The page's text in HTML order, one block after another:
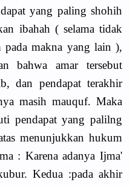
yang paling shohih
ibahah ( selama tidak
pada makna yang lain ),
bahwa amar tersebut
dan pendapat terakhir
masih mauquf. Maka
pendapat yang palilng
menunjukkan hukum
: Karena adanya Ijma'
Kedua :pada akhir